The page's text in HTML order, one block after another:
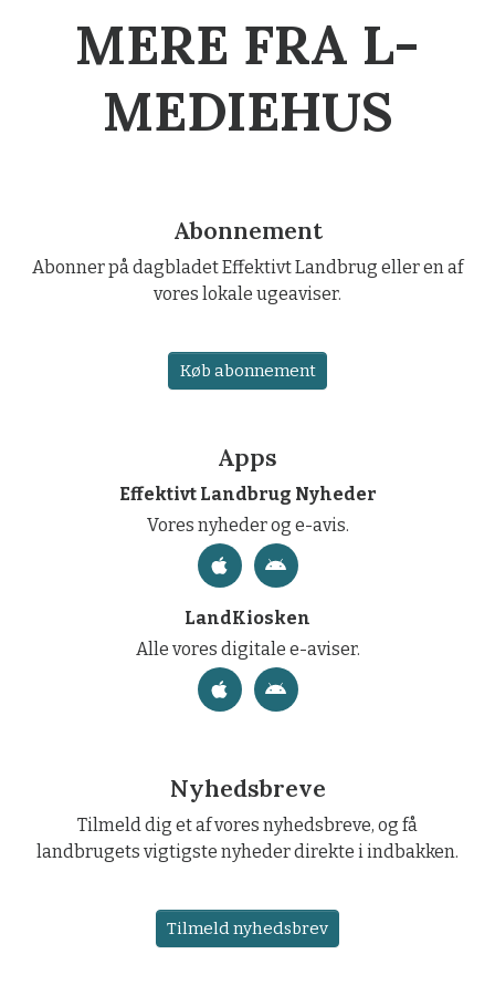
MERE FRA L-
MEDIEHUS
Abonnement
Abonner på dagbladet Effektivt Landbrug eller en af
vores lokale ugeaviser.
Køb abonnement
Apps
Effektivt Landbrug Nyheder
Vores nyheder og e-avis.
LandKiosken
Alle vores digitale e-aviser.
Nyhedsbreve
Tilmeld dig et af vores nyhedsbreve, og få
landbrugets vigtigste nyheder direkte i indbakken.
Tilmeld nyhedsbrev